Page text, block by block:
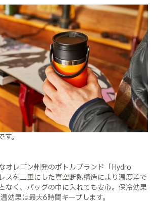
。
オレゴン州発のボトルブランド「Hydro
スを二重にした真空断熱構造により温度差で
なく、バッグの中に入れても安心。保冷効果
効果は最大6時間キープします。